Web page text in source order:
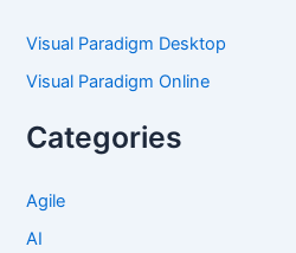
Visual Paradigm Desktop
Visual Paradigm Online
Categories
Agile
AI